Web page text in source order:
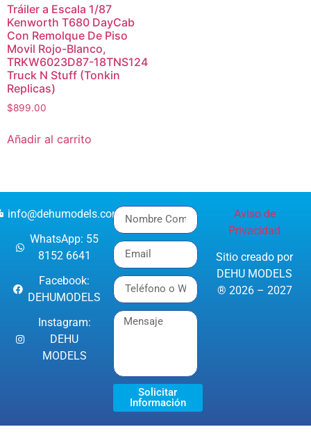
Tráiler a Escala 1/87
Kenworth T680 DayCab
Con Remolque De Piso
Movil Rojo-Blanco,
TRKW6023D87-18TNS124
Truck N Stuff (Tonkin
Replicas)
$899.00
Añadir al carrito
info@dehumodels.com
WhatsApp: 55
8152 6641
Facebook:
DEHUMODELS
Instagram:
DEHU
MODELS
Solicitar
Información
Aviso de
Privacidad
Sitio creado por
DEHU MODELS
® 2026 – 2027